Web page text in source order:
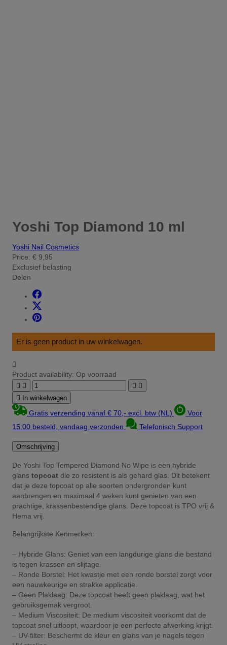
Yoshi Top Diamond 10 ml
Yoshi Nail Cosmetics
Price: € 9,95
Exclusief belasting
Delen
Er is geen product in uw winkelwagen.

Product availability: Op voorraad
   
 In winkelwagen
Gratis verzending vanaf € 70,- excl. btw (NL)
Voor
15:00 besteld, vandaag verzonden
Telefonisch Support
Omschrijving
De Yoshi Top Tempered Diamond No Wipe is een hybride
glans topcoat die zo resistent is als gehard glas. Dit betekent
dat je deze topcoat op alle soorten ondergronden kunt
aanbrengen en maximaal 4 weken kunt genieten van een
prachtige, krassenbestendige glans. Deze topcoat is TPO vrij &
Hema vrij.
Belangrijkste Kenmerken:
– Hybride Glans: Geniet van een langdurige glans die bestand
is tegen krassen en slijtage.
– Ronde Borstel: Het kwastje met een ronde borstel zorgt voor
een nauwkeurige en strakke applicatie.
– Geen Plaklaag: Deze topcoat heeft geen plaklaag, wat het
gebruiksgemak vergroot.
– Medium Viscositeit: De medium viscositeit voorkomt dat de
topcoat snel uitloopt, waardoor je een perfecte afwerking krijgt.
– UV-filter: Beschermt de kleur en glans van je nagels tegen